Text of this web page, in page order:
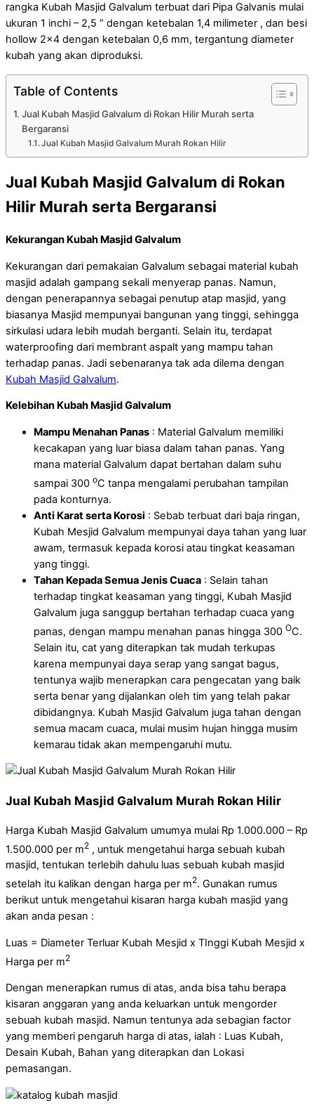
rangka Kubah Masjid Galvalum terbuat dari Pipa Galvanis mulai
ukuran 1 inchi – 2,5 “ dengan ketebalan 1,4 milimeter , dan besi
hollow 2×4 dengan ketebalan 0,6 mm, tergantung diameter
kubah yang akan diproduksi.
Table of Contents
Jual Kubah Masjid Galvalum di Rokan Hilir Murah serta
Bergaransi
Jual Kubah Masjid Galvalum Murah Rokan Hilir
Jual Kubah Masjid Galvalum di Rokan
Hilir Murah serta Bergaransi
Kekurangan Kubah Masjid Galvalum
Kekurangan dari pemakaian Galvalum sebagai material kubah
masjid adalah gampang sekali menyerap panas. Namun,
dengan penerapannya sebagai penutup atap masjid, yang
biasanya Masjid mempunyai bangunan yang tinggi, sehingga
sirkulasi udara lebih mudah berganti. Selain itu, terdapat
waterproofing dari membrant aspalt yang mampu tahan
terhadap panas. Jadi sebenaranya tak ada dilema dengan
Kubah Masjid Galvalum.
Kelebihan Kubah Masjid Galvalum
Mampu Menahan Panas : Material Galvalum memiliki
kecakapan yang luar biasa dalam tahan panas. Yang
mana material Galvalum dapat bertahan dalam suhu
sampai 300 oC tanpa mengalami perubahan tampilan
pada konturnya.
Anti Karat serta Korosi : Sebab terbuat dari baja ringan,
Kubah Mesjid Galvalum mempunyai daya tahan yang luar
awam, termasuk kepada korosi atau tingkat keasaman
yang tinggi.
Tahan Kepada Semua Jenis Cuaca : Selain tahan
terhadap tingkat keasaman yang tinggi, Kubah Masjid
Galvalum juga sanggup bertahan terhadap cuaca yang
panas, dengan mampu menahan panas hingga 300 OC.
Selain itu, cat yang diterapkan tak mudah terkupas
karena mempunyai daya serap yang sangat bagus,
tentunya wajib menerapkan cara pengecatan yang baik
serta benar yang dijalankan oleh tim yang telah pakar
dibidangnya. Kubah Masjid Galvalum juga tahan dengan
semua macam cuaca, mulai musim hujan hingga musim
kemarau tidak akan mempengaruhi mutu.
Jual Kubah Masjid Galvalum Murah Rokan Hilir
Harga Kubah Masjid Galvalum umumya mulai Rp 1.000.000 – Rp
1.500.000 per m2 , untuk mengetahui harga sebuah kubah
masjid, tentukan terlebih dahulu luas sebuah kubah masjid
setelah itu kalikan dengan harga per m2. Gunakan rumus
berikut untuk mengetahui kisaran harga kubah masjid yang
akan anda pesan :
Luas = Diameter Terluar Kubah Mesjid x TInggi Kubah Mesjid x
Harga per m2
Dengan menerapkan rumus di atas, anda bisa tahu berapa
kisaran anggaran yang anda keluarkan untuk mengorder
sebuah kubah masjid. Namun tentunya ada sebagian factor
yang memberi pengaruh harga di atas, ialah : Luas Kubah,
Desain Kubah, Bahan yang diterapkan dan Lokasi
pemasangan.